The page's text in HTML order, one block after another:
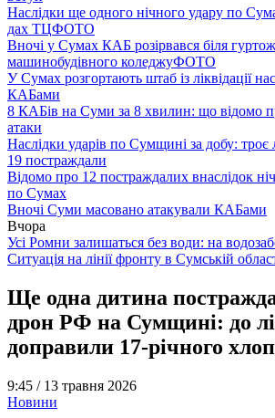
Наслідки ще одного нічного удару по
дах ТЦФОТО
Вночі у Сумах КАБ розірвався біля
машинобудівного коледжуФОТО
У Сумах розгортають штаб із ліквідації
КАБами
8 КАБів на Суми за 8 хвилин: що відомо
атаки
Наслідки ударів по Сумщині за добу:
19 постраждали
Відомо про 12 постраждалих внаслідок
по Сумах
Вночі Суми масовано атакували КАБами
Вчора
Усі Ромни залишаться без води: на
Ситуація на лінії фронту в Сумській
Ще одна дитина
дрон РФ на Сумщині: до
доправили 17-річного
9:45 / 13 травня 2026
Новини